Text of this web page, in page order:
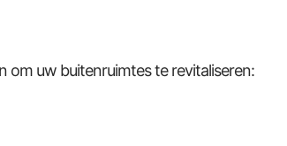
om uw buitenruimtes te revitaliseren: